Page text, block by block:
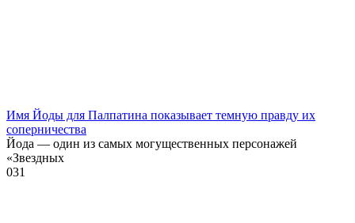
Имя Йоды для Палпатина показывает темную правду их
соперничества
Йода — один из самых могущественных персонажей
«Звездных
031